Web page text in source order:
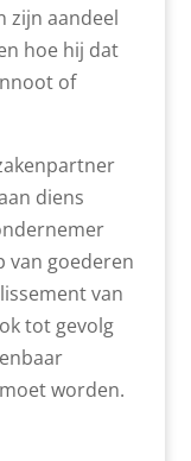
zijn aandeel
hoe hij dat
of
diens
van goederen
van
tot gevolg
worden.